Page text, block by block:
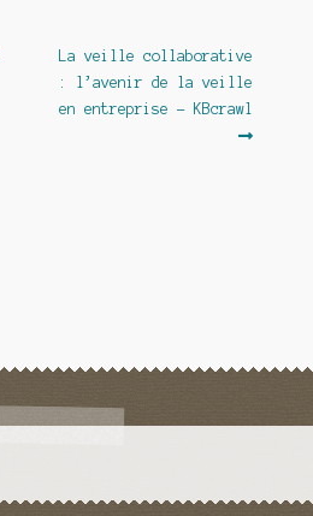
Article
suivant :
La veille collaborative
: l’avenir de la veille
en entreprise – KBcrawl